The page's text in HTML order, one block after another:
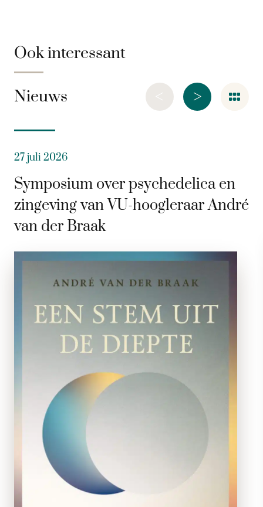
Ook interessant
Nieuws >
<
27 juli 2026
Symposium over psychedelica en
zingeving van VU-hoogleraar André
van der Braak